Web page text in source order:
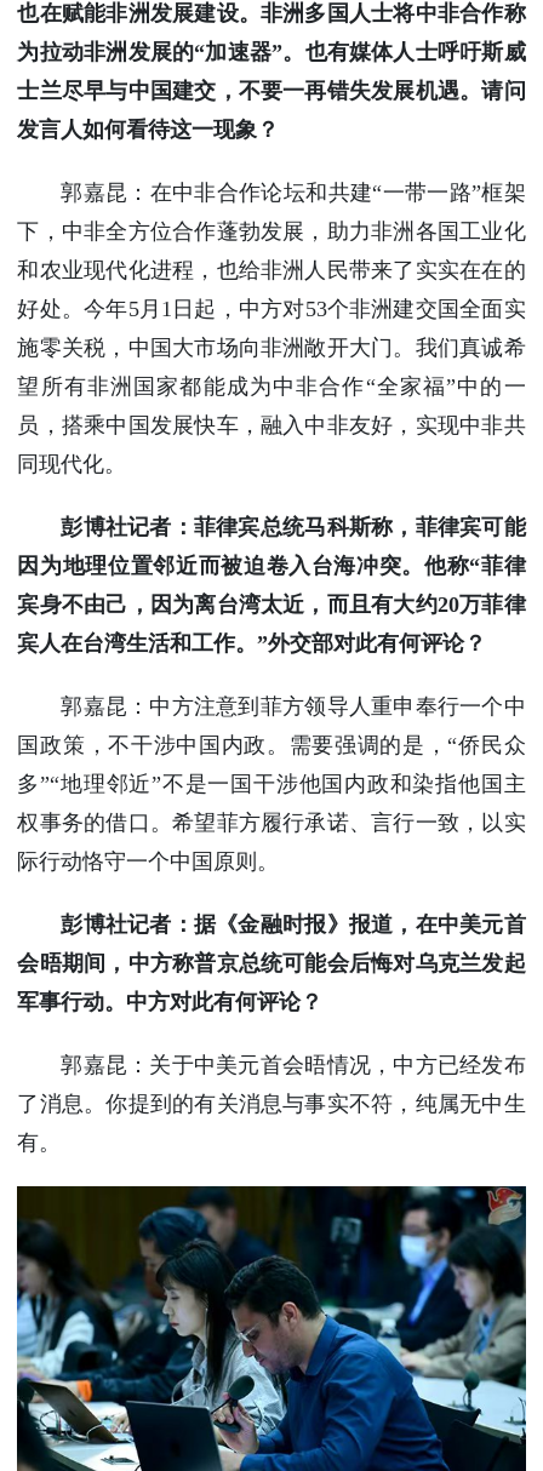
也在赋能非洲发展建设。非洲多国人士将中非合作称
为拉动非洲发展的“加速器”。也有媒体人士呼吁斯威
士兰尽早与中国建交，不要一再错失发展机遇。请问
发言人如何看待这一现象？
郭嘉昆：在中非合作论坛和共建“一带一路”框架
下，中非全方位合作蓬勃发展，助力非洲各国工业化
和农业现代化进程，也给非洲人民带来了实实在在的
好处。今年5月1日起，中方对53个非洲建交国全面实
施零关税，中国大市场向非洲敞开大门。我们真诚希
望所有非洲国家都能成为中非合作“全家福”中的一
员，搭乘中国发展快车，融入中非友好，实现中非共
同现代化。
彭博社记者：菲律宾总统马科斯称，菲律宾可能
因为地理位置邻近而被迫卷入台海冲突。他称“菲律
宾身不由己，因为离台湾太近，而且有大约20万菲律
宾人在台湾生活和工作。”外交部对此有何评论？
郭嘉昆：中方注意到菲方领导人重申奉行一个中
国政策，不干涉中国内政。需要强调的是，“侨民众
多”“地理邻近”不是一国干涉他国内政和染指他国主
权事务的借口。希望菲方履行承诺、言行一致，以实
际行动恪守一个中国原则。
彭博社记者：据《金融时报》报道，在中美元首
会晤期间，中方称普京总统可能会后悔对乌克兰发起
军事行动。中方对此有何评论？
郭嘉昆：关于中美元首会晤情况，中方已经发布
了消息。你提到的有关消息与事实不符，纯属无中生
有。